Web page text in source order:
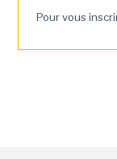
Pour vous